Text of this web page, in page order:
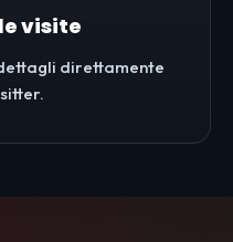
visite
direttamente